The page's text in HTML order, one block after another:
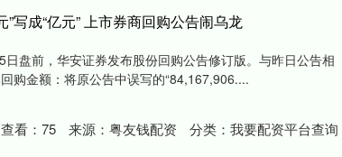
写成“亿元” 上市券商回购公告闹乌龙
日盘前，华安证券发布股份回购公告修订版。与昨日公告相
购金额：将原公告中误写的“84,167,906....
查看： 75 来源： 粤友钱配资 分类： 我要配资平台查询